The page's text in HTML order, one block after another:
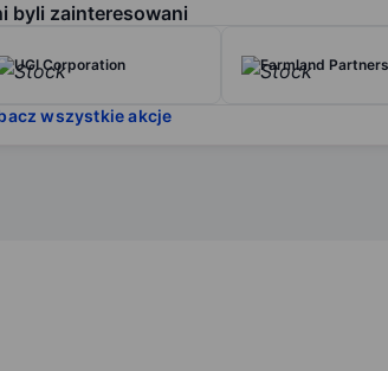
byli zainteresowani
UGI Corporation Farmland
wszystkie akcje